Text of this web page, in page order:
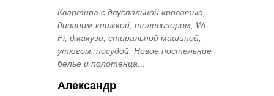
Квартира с двуспальной кроватью,
диваном-книжкой, телевизором, Wi-
Fi, джакузи, стиральной машиной,
утюгом, посудой. Новое постельное
белье и полотенца...
Александр